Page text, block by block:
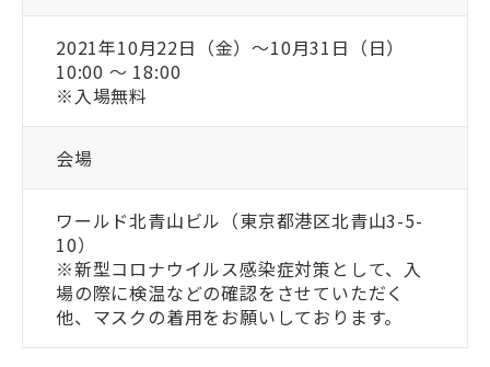
2021年10月22日（金）〜10月31日（日）
10:00 〜 18:00
※入場無料
会場
ワールド北青山ビル（東京都港区北青山3-5-
10）
※新型コロナウイルス感染症対策として、入
場の際に検温などの確認をさせていただく
他、マスクの着用をお願いしております。